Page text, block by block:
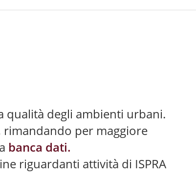
qualità degli ambienti urbani.
rimandando per maggiore
banca dati.
riguardanti attività di ISPRA